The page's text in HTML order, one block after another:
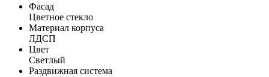
Фасад
Цветное стекло
Материал корпуса
ЛДСП
Цвет
Светлый
Раздвижная система